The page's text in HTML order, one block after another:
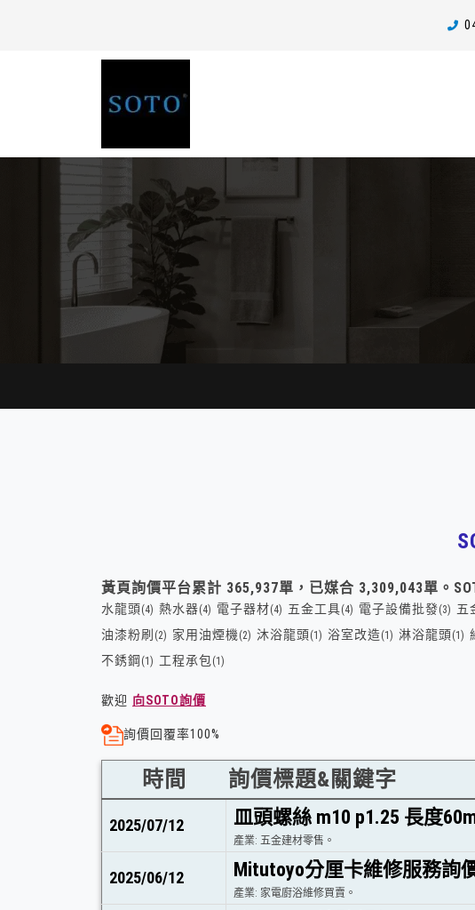
黃頁詢價平台累計 365,937單，已媒合 3,309,043單。
水龍頭(4) 熱水器(4) 電子器材(4) 五金工具(4) 電子設備批發(3) 五
油漆粉刷 (2) 家用油煙機 (2) 沐浴龍頭(1) 浴室改造(1) 淋浴龍頭(1)
不銹鋼 (1) 工程承包 (1)
歡迎 向SOTO詢價
詢價回覆率100%
時間 詢價標題&關鍵字
2025/07/12 皿頭螺絲 m10 p1.25 長度
產業: 五金建材零售。
2025/06/12 Mitutoyo分厘卡維修服務詢
產業: 家電廚浴維修買賣。